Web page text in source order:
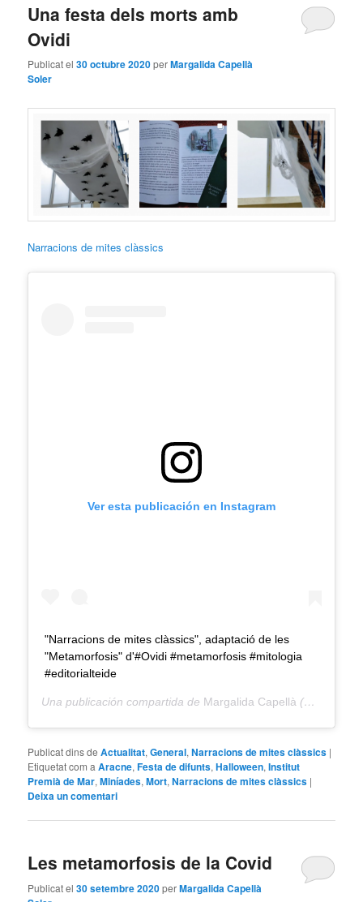
Una festa dels morts amb
Ovidi
Publicat el30 octubre 2020perMargalida Capellà
Soler
Narracions de mites clàssics
Ver esta publicación en Instagram
"Narracions de mites clàssics", adaptació de les
"Metamorfosis" d'#Ovidi #metamorfosis #mitologia
#editorialteide
Una publicación compartida de Margalida Capellà (@filaracne) el
Publicat dins de Actualitat,General,Narracions de mites clàssics |
Etiquetat com a Aracne,Festa de difunts,Halloween,Institut
Premià de Mar,Miníades,Mort,Narracions de mites clàssics |
Deixa un comentari
Les metamorfosis de la Covid
Publicat el30 setembre 2020perMargalida Capellà